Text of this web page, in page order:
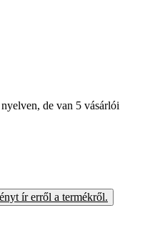
de van 5 vásárlói
ír erről a termékről.